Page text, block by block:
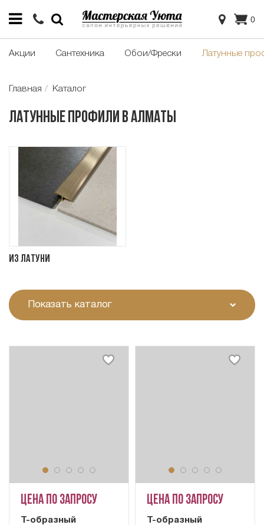
0
Акции Сантехника Обои/Фрески Латунные
Главная Каталог
Латунные профили в Алматы
Из латуни
Показать каталог
Цена по запросу
Т-образный
Цена по запросу
Т-образный